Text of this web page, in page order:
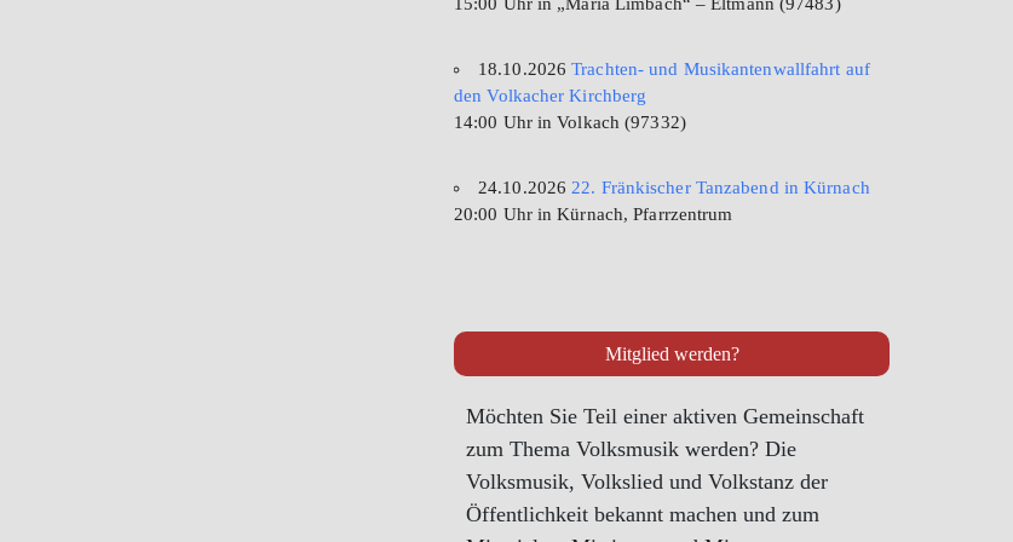
18.10.2026Trachten- und Musikantenwallfahrt auf
den Volkacher Kirchberg
14:00 Uhr in Volkach (97332)
24.10.2026 22. Fränkischer Tanzabend in Kürnach
20:00 Uhr in Kürnach, Pfarrzentrum
Mitglied werden?
Möchten Sie Teil einer aktiven Gemeinschaft
zum Thema Volksmusik werden? Die
Volksmusik, Volkslied und Volkstanz der
Öffentlichkeit bekannt machen und zum